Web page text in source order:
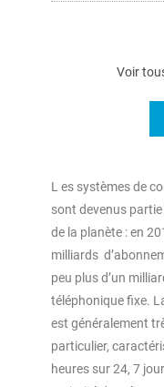
Voir
L es systèmes de
sont devenus
de la planète : en
milliards
peu plus d’un
téléphonique ﬁxe.
est généralement
particulier,
heures sur 24, 7